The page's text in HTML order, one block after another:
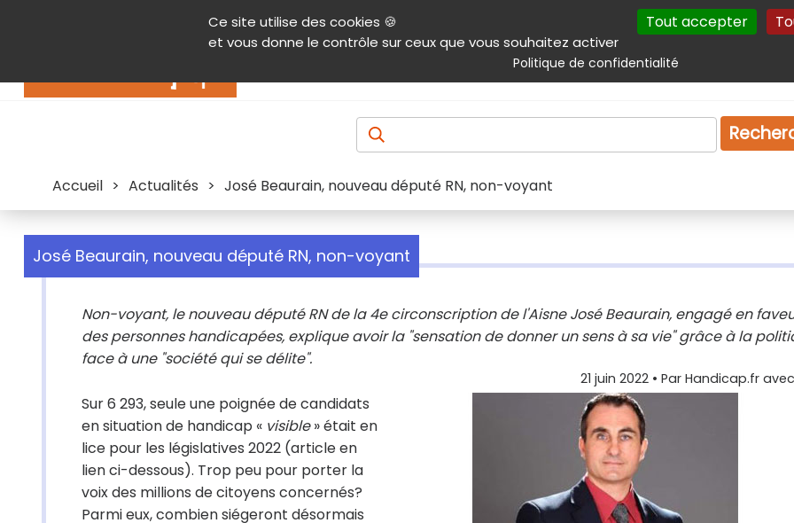
Ce site utilise des cookies 🍪
et vous donne le contrôle sur ceux que vous souhaitez activer
Tout accepter
Politique de confidentialité
Contenu Aide et accessibilité Menu principal Autres services Plan du site
Produits & services Emploi Droit
Accueil > Actualités > José Beaurain, nouveau député RN, non-voyant
José Beaurain, nouveau député RN, non-voyant
Non-voyant, le nouveau député RN de la 4e circonscription de l'Aisne José Beaurain, engagé en
des personnes handicapées, explique avoir la "sensation de donner un sens à sa vie" grâce à la
face à une "société qui se délite".
21 juin 2022 • Par Handicap.fr avec
Sur 6 293, seule une poignée de candidats
en situation de handicap « visible» était en
lice pour les législatives 2022 (article en
lien ci-dessous). Trop peu pour porter la
voix des millions de citoyens concernés?
Parmi eux, combien siégeront désormais